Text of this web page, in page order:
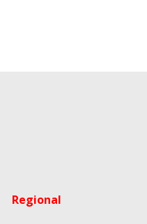
Regional